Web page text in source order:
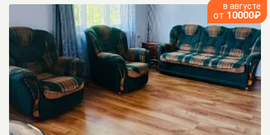
в августе
от 10000₽